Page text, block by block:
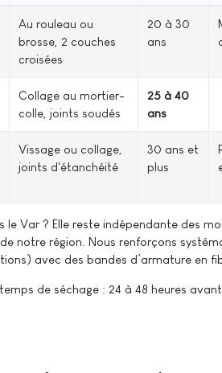
Au rouleau ou
brosse, 2 couches
croisées
20 à 30
ans
Collage au mortier-
colle, joints soudés
25 à 40
ans
Vissage ou collage,
joints d'étanchéité
30 ans et
plus
le Var ? Elle reste indépendante des
notre région. Nous renforçons
avec des bandes d’armature en
de séchage : 24 à 48 heures